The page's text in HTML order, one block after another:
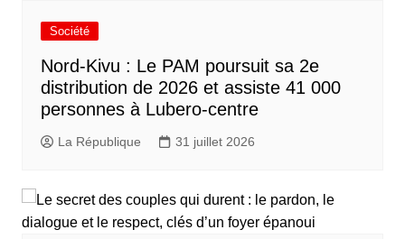
Société
Nord-Kivu : Le PAM poursuit sa 2e
distribution de 2026 et assiste 41 000
personnes à Lubero-centre
La République 31 juillet 2026